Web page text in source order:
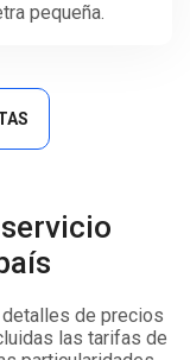
pequeña.
de precios
las tarifas de